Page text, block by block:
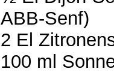
ABB-Senf)
2 El
100 ml